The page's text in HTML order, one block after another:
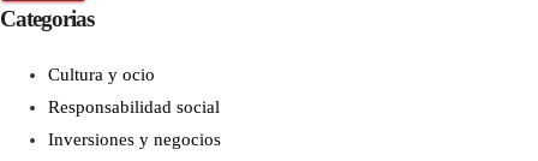
Categorias
Cultura y ocio
Responsabilidad social
Inversiones y negocios